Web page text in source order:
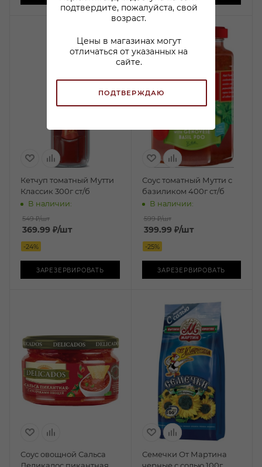
подтвердите, пожалуйста, свой
возраст.
Цены в магазинах могут
отличаться от указанных на
сайте.
ПОДТВЕРЖДАЮ
Кетчуп томатный Мутти
Классик 300г ст/б
В наличии:
549 ₽/шт
369.99 ₽/шт
-24%
ЗАРЕЗЕРВИРОВАТЬ
Соус томатный Мутти с
базиликом 400г ст/б
В наличии:
599 ₽/шт
399.99₽/шт
-25%
ЗАРЕЗЕРВИРОВАТЬ
Соус овощной Сальса
Семечки От Мартина